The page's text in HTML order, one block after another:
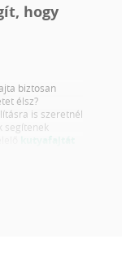
hogy
biztosan
élsz?
is szeretnél
segítenek
problémáiról